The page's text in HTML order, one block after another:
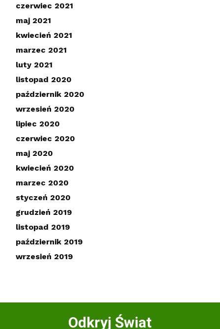
czerwiec 2021
maj 2021
kwiecień 2021
marzec 2021
luty 2021
listopad 2020
październik 2020
wrzesień 2020
lipiec 2020
czerwiec 2020
maj 2020
kwiecień 2020
marzec 2020
styczeń 2020
grudzień 2019
listopad 2019
październik 2019
wrzesień 2019
Odkryj Świat